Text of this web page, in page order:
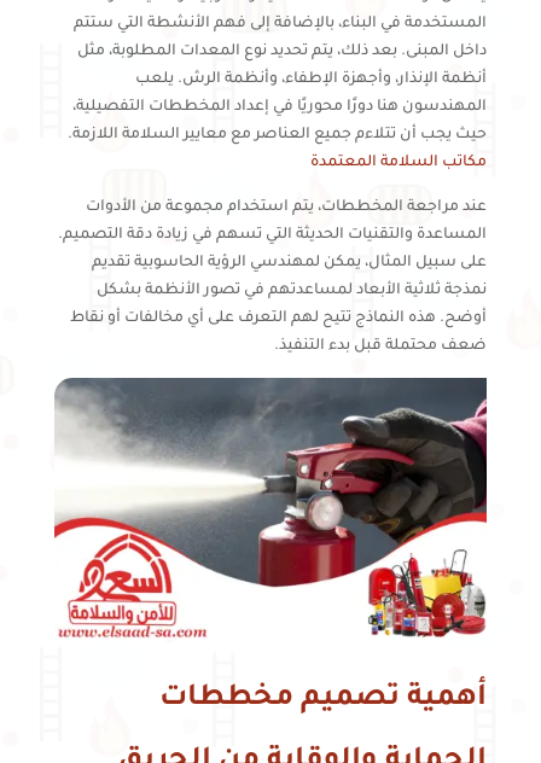
المستخدمة في البناء، بالإضافة إلى فهم الأنشطة التي ستتم
داخل المبنى. بعد ذلك، يتم تحديد نوع المعدات المطلوبة، مثل
أنظمة الإنذار، وأجهزة الإطفاء، وأنظمة الرش. يلعب
المهندسون هنا دورًا محوريًا في إعداد المخططات التفصيلية،
حيث يجب أن تتلاءم جميع العناصر مع معايير السلامة اللازمة.
مكاتب السلامة المعتمدة
عند مراجعة المخططات، يتم استخدام مجموعة من الأدوات
المساعدة والتقنيات الحديثة التي تسهم في زيادة دقة التصميم.
على سبيل المثال، يمكن لمهندسي الرؤية الحاسوبية تقديم
نمذجة ثلاثية الأبعاد لمساعدتهم في تصور الأنظمة بشكل
أوضح. هذه النماذج تتيح لهم التعرف على أي مخالفات أو نقاط
ضعف محتملة قبل بدء التنفيذ.
أهمية تصميم مخططات